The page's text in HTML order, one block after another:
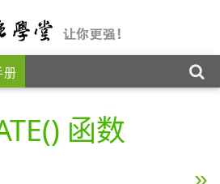
册
函数
函数MySQL EXTRACT() 函